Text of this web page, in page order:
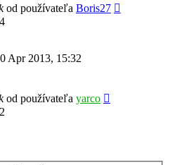
od používateľa Boris27
Apr 2013, 15:32
od používateľa yarco